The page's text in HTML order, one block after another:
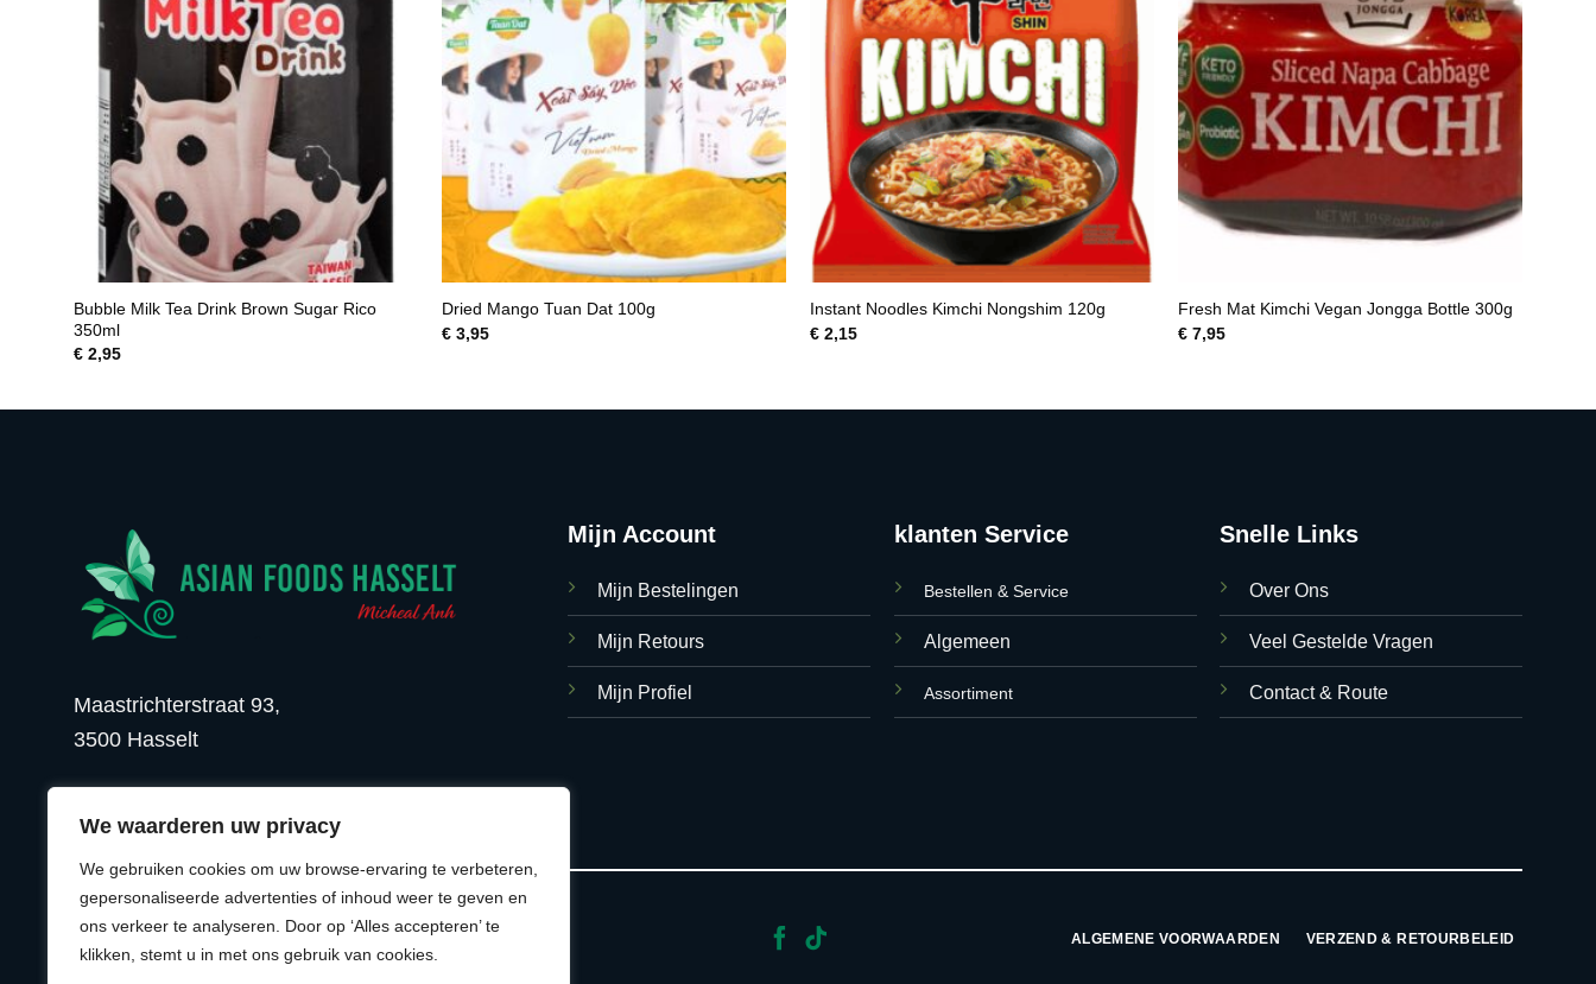
We waarderen uw privacy
We gebruiken cookies om uw browse-ervaring te verbeteren,
gepersonaliseerde advertenties of inhoud weer te geven en
ons verkeer te analyseren. Door op ‘Alles accepteren’ te
klikken, stemt u in met ons gebruik van cookies.
Bubble Milk Tea Drink Brown Sugar Rico
350ml
€2,95
Dried Mango Tuan Dat 100g
€3,95
Instant Noodles Kimchi Nongshim 120g
€2,15
Fresh Mat Kimchi Vegan Jongga Bottle 300g
€7,95
Maastrichterstraat 93,
3500 Hasselt
Mijn Account
Mijn Bestelingen
Mijn Retours
Mijn Profiel
klanten Service
Bestellen & Service
Algemeen
Assortiment
Snelle Links
Over Ons
Veel Gestelde Vragen
Contact & Route
© 2026 Asian Foods Hasselt ALGEMENE VOORWAARDEN VERZEND & RETOURBELEID